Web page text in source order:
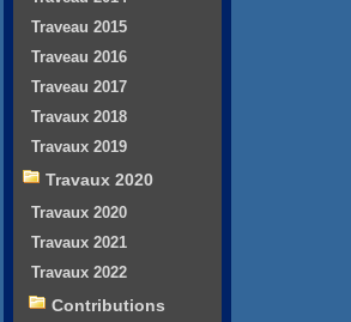
Traveau 2015
Traveau 2016
Traveau 2017
Travaux 2018
Travaux 2019
Travaux 2020
Travaux 2020
Travaux 2021
Travaux 2022
Contributions